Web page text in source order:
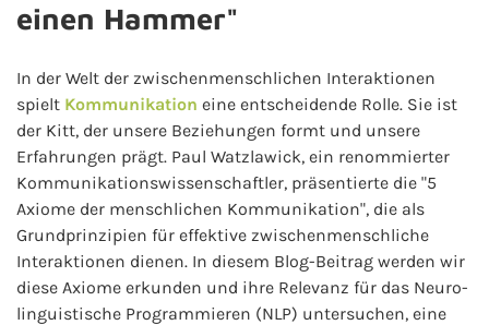
einen Hammer"
In der Welt der zwischenmenschlichen Interaktionen
spielt Kommunikation eine entscheidende Rolle. Sie ist
der Kitt, der unsere Beziehungen formt und unsere
Erfahrungen prägt. Paul Watzlawick, ein renommierter
Kommunikationswissenschaftler, präsentierte die "5
Axiome der menschlichen Kommunikation", die als
Grundprinzipien für effektive zwischenmenschliche
Interaktionen dienen. In diesem Blog-Beitrag werden wir
diese Axiome erkunden und ihre Relevanz für das Neuro-
linguistische Programmieren (NLP) untersuchen, eine